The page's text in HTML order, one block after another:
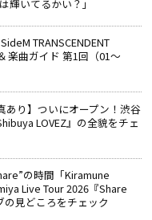
輝いてるかい？」
TRANSCENDENT
楽曲ガイド 第1回（01～
あり】ついにオープン！渋谷
LOVEZ』の全貌をチェ
の時間――「Kiramune
Live Tour 2026『Share
見どころをチェック